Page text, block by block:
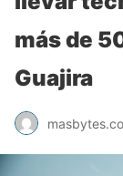
más de
Guajira
masbytes.co